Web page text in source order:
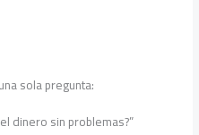
sola pregunta:
dinero sin problemas?”